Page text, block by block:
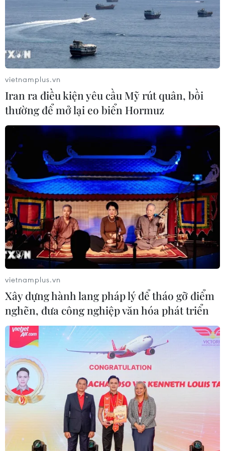
"Siêu quần thể" cá voi lưng gù đối
mặt rủi ro hàng hải
"Cửa ngõ" để Việt Nam tiến vào thị
trường Tây Phi
26/07/2026 08:55
Nam Phi: Máy bay "hạ cánh" giữa
trung tâm thương mại lớn nhất
Johannesburg
26/07/2026 01:21
Nigeria: Khoảng 50 người bị bắt cóc
được trả tự do sau khi nộp tiền chuộc
Nigeria: Máy bay trượt khỏi đường
băng lao vào bụi cây, 68 hành khách
thoát nạn
25/07/2026 03:07
Cairo - thành phố mang màu của sa
mạc
24/07/2026 01:47
vietnamplus.vn
Iran ra điều kiện yêu cầu Mỹ rút quân, bồi
thường để mở lại eo biển Hormuz
vietnamplus.vn
Xây dựng hành lang pháp lý để tháo gỡ điểm
nghẽn, đưa công nghiệp văn hóa phát triển